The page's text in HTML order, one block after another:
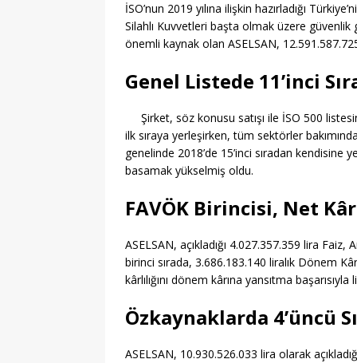
[ 06/08/2026 ] 2026-
[ 06/08/2026 ] 2026-
EĞITIM
[ 06/08/2026 ] Konaklı
[ 06/08/2026 ]
[ 06/08/2026 ]
İl İçi
[ 06/08/2026 ]
[ 07/08/2026 ] Maltepe
İSO’nun 2019 yılına ilişkin hazırladığı
Silahlı Kuvvetleri başta olmak üzere
önemli kaynak olan ASELSAN,
Genel Listede 11’inci
Şirket, söz konusu satışı ile İSO 500
ilk sıraya yerleşirken, tüm sektörler
genelinde 2018’de 15’inci sıradan kendisine
basamak yükselmiş oldu.
FAVÖK Birincisi, Net
ASELSAN, açıkladığı 4.027.357.359 lira
birinci sırada, 3.686.183.140 liralık Dönem
kârlılığını dönem kârına yansıtma
Özkaynaklarda 4’üncü
ASELSAN, 10.930.526.033 lira olarak